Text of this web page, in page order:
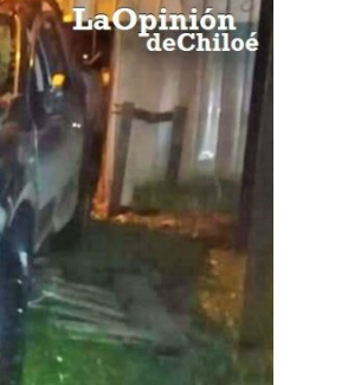
de joven encontrado inconsciente y con lesión